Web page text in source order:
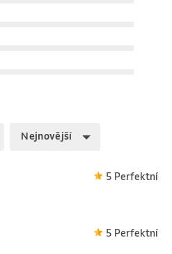
Nejnovější
5 Perfektní
5 Perfektní